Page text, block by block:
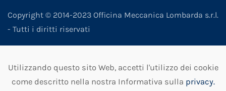
Copyright © 2014-2023 Officina Meccanica Lombarda s.r.l.
- Tutti i diritti riservati
|
Utilizzando questo sito Web, accetti l'utilizzo dei cookie
come descritto nella nostra Informativa sulla privacy.